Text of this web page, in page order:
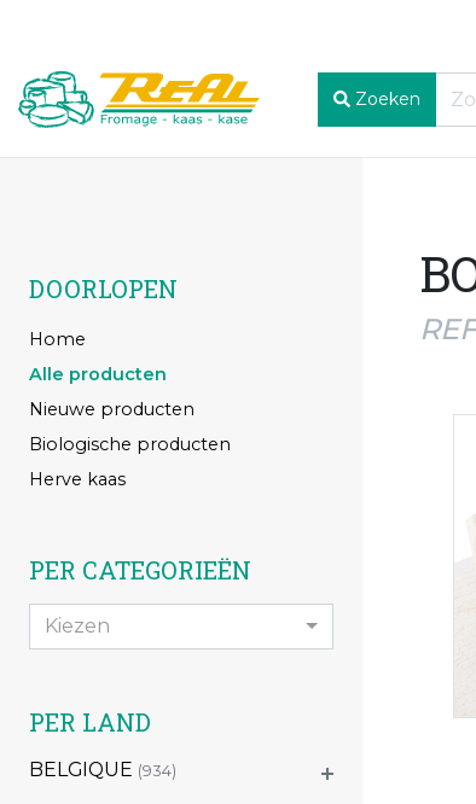
Zoeken
DOORLOPEN
Home
Alle producten
Nieuwe producten
Biologische producten
Herve kaas
PER CATEGORIEËN
Kiezen
PER LAND
BELGIQUE (934)